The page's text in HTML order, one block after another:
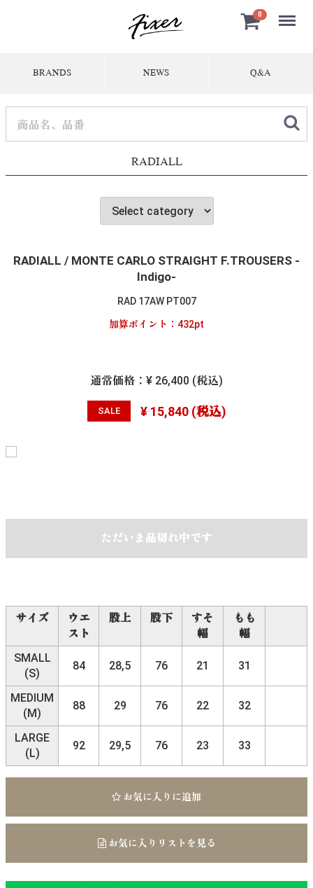
0 Menu
BRANDS NEWS Q&A
RADIALL
RADIALL / MONTE CARLO STRAIGHT F.TROUSERS -
Indigo-
RAD 17AW PT007
加算ポイント： 432pt
通常価格： ¥ 26,400 (税込)
SALE ¥ 15,840(税込)
ただいま品切れ中です
サイズ
ウエ
スト
股上 股下
すそ
幅
もも
幅
SMALL
(S)
84 28,5 76 21 31
MEDIUM
(M)
88 29 76 22 32
LARGE
(L)
92 29,5 76 23 33
お気に入りに追加
お気に入りリストを見る